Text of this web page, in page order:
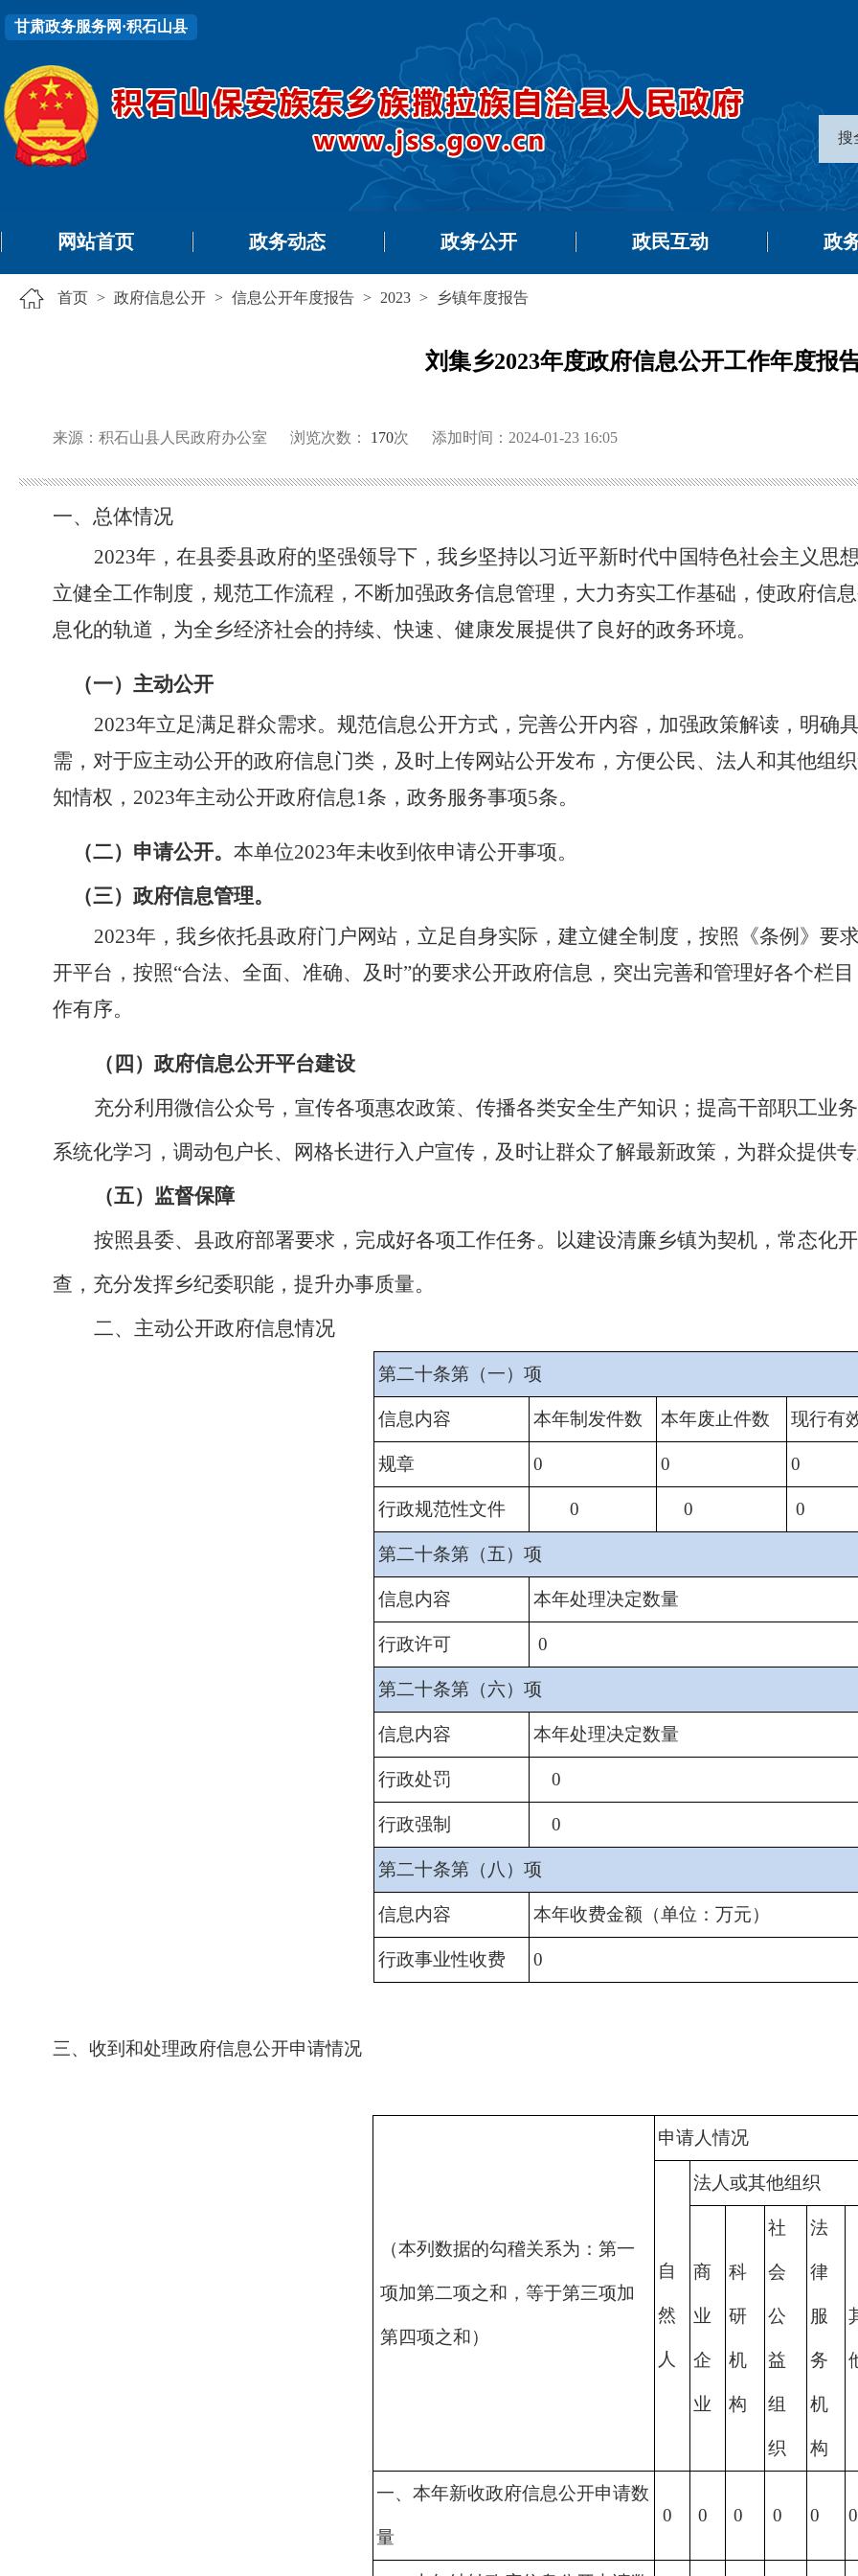
甘肃政务服务网·积石山县
搜
网站首页 政务动态 政务公开 政民互动 政
首页 > 政府信息公开 > 信息公开年度报告 > 2023 > 乡镇年度报告
刘集乡2023年度政府信息公开工作年度报
来源：积石山县人民政府办公室 浏览次数： 170次 添加时间：2024-01-23 16:05
一、 总体情况
2023年， 在县委县政府的坚强领导下，我乡坚持以习近平新时代中国特色社会主义思
立健全工作制度，规范工作流程，不断加强政务信息管理，大力夯实工作基础，使政府信
息化的轨道，为全乡经济社会的持续、快速、健康发展提供了良好的政务环境。
（一）主动公开
2023年立足满足群众需求。规范信息公开方式，完善公开内容，加强政策解读，明确
需，对于应主动公开的政府信息门类，及时上传网站公开发布，方便公民、法人和其他组
知情权， 2023年主动公开政府信息1条，政务服务事项5条。
（二）申请公开。本单位2023年未收到依申请公开事项。
（三）政府信息管理。
2023年，我乡依托县政府门户网站，立足自身实际，建立健全制度，按照《条例》要
开平台，按照“合法、全面、准确、及时”的要求公开政府信息，突出完善和管理好各个栏
作有序。
（四）政府信息公开平台建设
充分利用微信公众号，宣传各项惠农政策、传播各类安全生产知识；提高干部职工业
系统化学习，调动包户长、网格长进行入户宣传，及时让群众了解最新政策，为群众提供
（五）监督保障
按照县委、县政府部署要求，完成好各项工作任务。以建设清廉乡镇为契机，常态化
查，充分发挥乡纪委职能，提升办事质量。
二、主动公开政府信息情况
第二十条第（一）项
信息内容 本年制发件数 本年废止件数 现行有
规章 0 0 0
行政规范性文件 0 0 0
第二十条第（五）项
信息内容 本年处理决定数量
行政许可 0
第二十条第（六）项
信息内容 本年处理决定数量
行政处罚 0
行政强制 0
第二十条第（八）项
信息内容 本年收费金额（单位：万元）
行政事业性收费 0
三、收到和处理政府信息公开申请情况
（本列数据的勾稽关系为：第一
项加第二项之和，等于第三项加
第四项之和）
申请人情况
自
然
人
法人或其他组织
商
业
企
业
科
研
机
构
社
会
公
益
组
织
法
律
服
务
机
构
一、本年新收政府信息公开申请数
量
0 0 0 0 0